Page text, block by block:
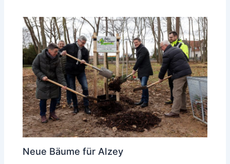
Neue Bäume für Alzey